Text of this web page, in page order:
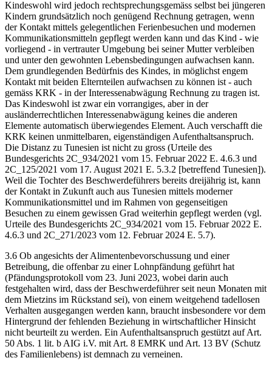
Kindeswohl wird jedoch rechtsprechungsgemäss selbst bei jüngeren
Kindern grundsätzlich noch genügend Rechnung getragen, wenn
der Kontakt mittels gelegentlichen Ferienbesuchen und modernen
Kommunikationsmitteln gepflegt werden kann und das Kind - wie
vorliegend - in vertrauter Umgebung bei seiner Mutter verbleiben
und unter den gewohnten Lebensbedingungen aufwachsen kann.
Dem grundlegenden Bedürfnis des Kindes, in möglichst engem
Kontakt mit beiden Elternteilen aufwachsen zu können ist - auch
gemäss KRK - in der Interessenabwägung Rechnung zu tragen ist.
Das Kindeswohl ist zwar ein vorrangiges, aber in der
ausländerrechtlichen Interessenabwägung keines die anderen
Elemente automatisch überwiegendes Element. Auch verschafft die
KRK keinen unmittelbaren, eigenständigen Aufenthaltsanspruch.
Die Distanz zu Tunesien ist nicht zu gross (Urteile des
Bundesgerichts 2C_934/2021 vom 15. Februar 2022 E. 4.6.3 und
2C_125/2021 vom 17. August 2021 E. 5.3.2 [betreffend Tunesien]).
Weil die Tochter des Beschwerdeführers bereits dreijährig ist, kann
der Kontakt in Zukunft auch aus Tunesien mittels moderner
Kommunikationsmittel und im Rahmen von gegenseitigen
Besuchen zu einem gewissen Grad weiterhin gepflegt werden (vgl.
Urteile des Bundesgerichts 2C_934/2021 vom 15. Februar 2022 E.
4.6.3 und 2C_271/2023 vom 12. Februar 2024 E. 5.7).
3.6 Ob angesichts der Alimentenbevorschussung und einer
Betreibung, die offenbar zu einer Lohnpfändung geführt hat
(Pfändungsprotokoll vom 23. Juni 2023, wobei darin auch
festgehalten wird, dass der Beschwerdeführer seit neun Monaten mit
dem Mietzins im Rückstand sei), von einem weitgehend tadellosen
Verhalten ausgegangen werden kann, braucht insbesondere vor dem
Hintergrund der fehlenden Beziehung in wirtschaftlicher Hinsicht
nicht beurteilt zu werden. Ein Aufenthaltsanspruch gestützt auf Art.
50 Abs. 1 lit. b AIG i.V. mit Art. 8 EMRK und Art. 13 BV (Schutz
des Familienlebens) ist demnach zu verneinen.